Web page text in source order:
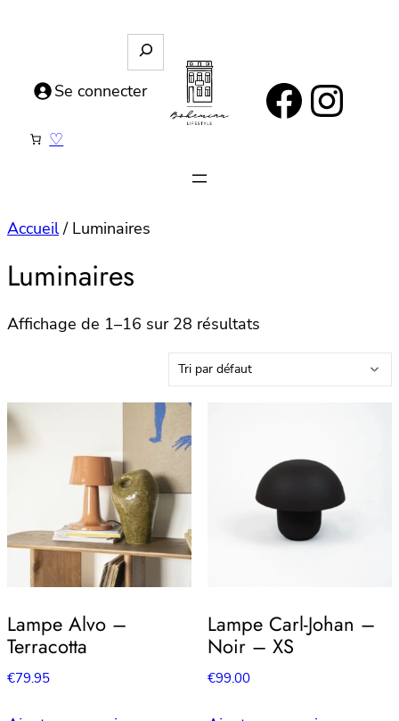
https://www.facebook.com/bohemianlifestyle.be Instagram
e
c
e
Se connecter
♡
Accueil/ Luminaires
Luminaires
Affichage de 1–16 sur 28 résultats
Lampe Alvo –
Terracotta
€79.95
Lampe Carl-Johan –
Noir – XS
€99.00